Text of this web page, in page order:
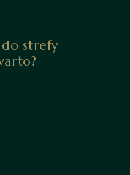
strefy